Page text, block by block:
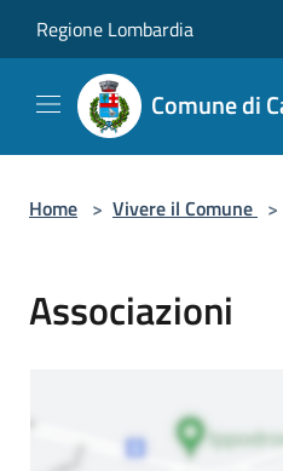
Regione Lombardia
Comune di
Home > Vivere il Comune >
Associazioni